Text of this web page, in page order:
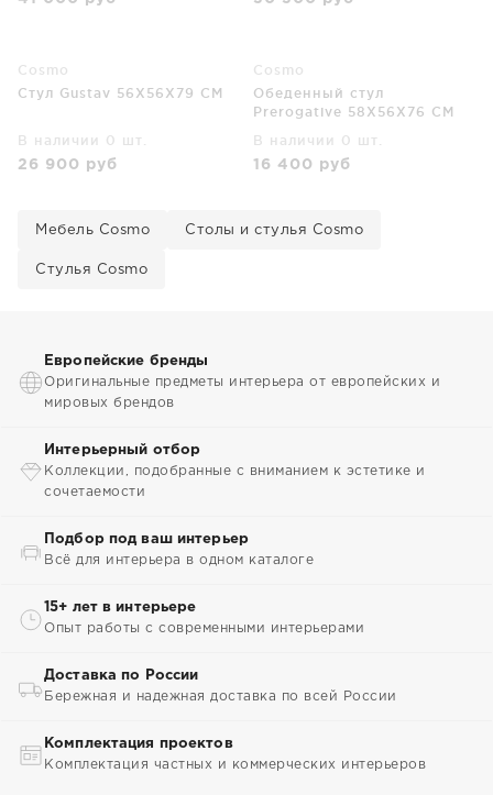
Cosmo
Стул Gustav 56X56X79 CM
В наличии 0 шт.
26 900 руб
Cosmo
Обеденный стул
Prerogative 58X56X76 CM
В наличии 0 шт.
16 400 руб
Мебель Cosmo Столы и стулья Cosmo
Стулья Cosmo
Европейские бренды
Оригинальные предметы интерьера от европейских и
мировых брендов
Интерьерный отбор
Коллекции, подобранные с вниманием к эстетике и
сочетаемости
Подбор под ваш интерьер
Всё для интерьера в одном каталоге
15+ лет в интерьере
Опыт работы с современными интерьерами
Доставка по России
Бережная и надежная доставка по всей России
Комплектация проектов
Комплектация частных и коммерческих интерьеров